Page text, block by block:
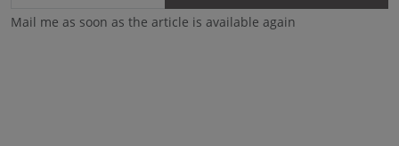
Mail me as soon as the article is available again